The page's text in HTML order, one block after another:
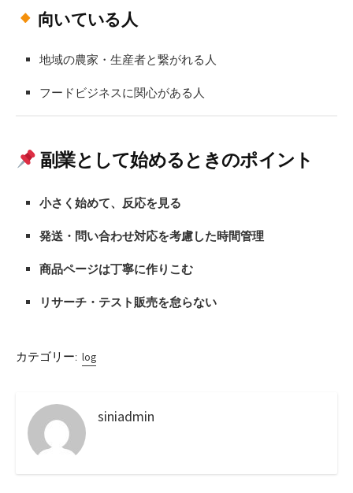
向いている人
地域の農家・生産者と繋がれる人
フードビジネスに関心がある人
副業として始めるときのポイント
小さく始めて、反応を見る
発送・問い合わせ対応を考慮した時間管理
商品ページは丁寧に作りこむ
リサーチ・テスト販売を怠らない
カテゴリー: log
siniadmin